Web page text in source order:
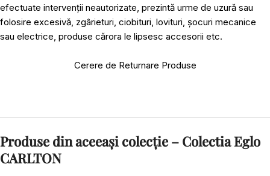
efectuate intervenții neautorizate, prezintă urme de uzură sau
folosire excesivă, zgârieturi, ciobituri, lovituri, șocuri mecanice
sau electrice, produse cărora le lipsesc accesorii etc.
Cerere de Returnare Produse
Produse din aceeași colecție – Colectia Eglo
CARLTON